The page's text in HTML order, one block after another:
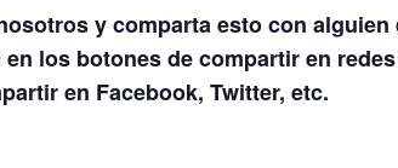
y comparta esto con
en los botones de compartir en
en Facebook, Twitter, etc.